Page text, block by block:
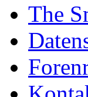
The